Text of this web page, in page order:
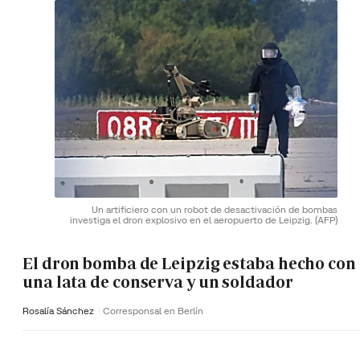
Un artificiero con un robot de desactivación de bombas
investiga el dron explosivo en el aeropuerto de Leipzig. (AFP)
El dron bomba de Leipzig estaba hecho con
una lata de conserva y un soldador
Rosalía Sánchez Corresponsal en Berlín